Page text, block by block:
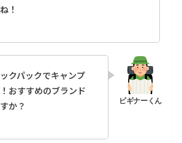
ね！
クパックでキャンプ
おすすめのブランド
か？